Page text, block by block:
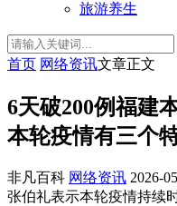
旅游养生
首页 网络资讯文章正文
6天破200例福建
本轮疫情有三个
非凡百科 网络资讯 2026-
张伯礼表示本轮疫情持续